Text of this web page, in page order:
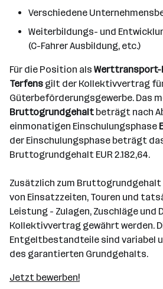
Verschiedene
Weiterbildungs- und
(C-Fahrer Ausbildung, etc.)
Für die Position als Werttransport-
Terfens gilt der Kollektivvertrag
Güterbeförderungsgewerbe. Das
Bruttogrundgehalt beträgt nach
einmonatigen Einschulungsphase
der Einschulungsphase beträgt
Bruttogrundgehalt EUR 2.182,64.
Zusätzlich zum Bruttogrundgehalt
von Einsatzzeiten, Touren und
Leistung - Zulagen, Zuschläge und
Kollektivvertrag gewährt werden.
Entgeltbestandteile sind variabel
des garantierten Grundgehalts.
Jetzt bewerben!